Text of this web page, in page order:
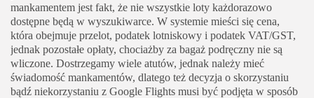
mankamentem jest fakt, że nie wszystkie loty każdorazowo
dostępne będą w wyszukiwarce. W systemie mieści się cena,
która obejmuje przelot, podatek lotniskowy i podatek VAT/GST,
jednak pozostałe opłaty, chociażby za bagaż podręczny nie są
wliczone. Dostrzegamy wiele atutów, jednak należy mieć
świadomość mankamentów, dlatego też decyzja o skorzystaniu
bądź niekorzystaniu z Google Flights musi być podjęta w sposób